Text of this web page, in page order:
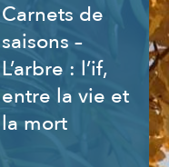
Carnets de
saisons –
L’arbre : l’if,
entre la vie et
la mort